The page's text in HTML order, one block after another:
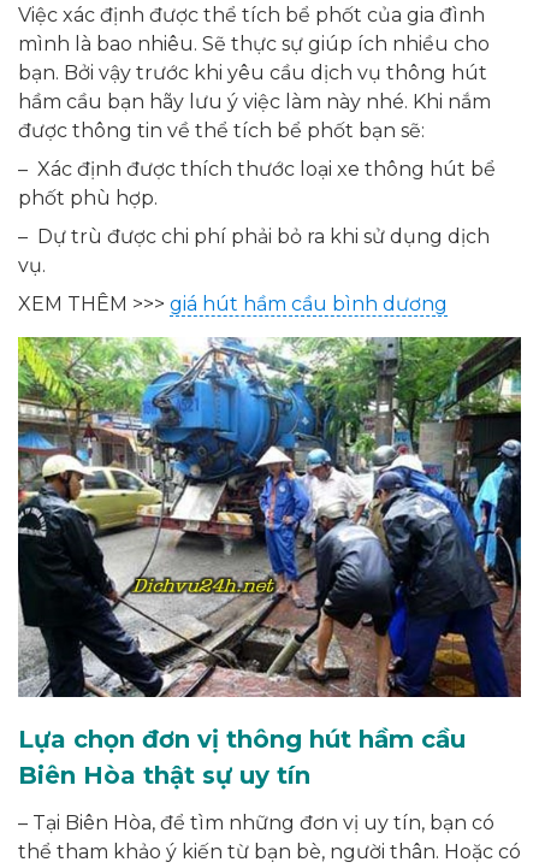
Việc xác định được thể tích bể phốt của gia đình
mình là bao nhiêu. Sẽ thực sự giúp ích nhiều cho
bạn. Bởi vậy trước khi yêu cầu dịch vụ thông hút
hầm cầu bạn hãy lưu ý việc làm này nhé. Khi nắm
được thông tin về thể tích bể phốt bạn sẽ:
– Xác định được thích thước loại xe thông hút bể
phốt phù hợp.
– Dự trù được chi phí phải bỏ ra khi sử dụng dịch
vụ.
XEM THÊM >>> giá hút hầm cầu bình dương
Lựa chọn đơn vị thông hút hầm cầu
Biên Hòa thật sự uy tín
– Tại Biên Hòa, để tìm những đơn vị uy tín, bạn có
thể tham khảo ý kiến từ bạn bè, người thân. Hoặc có